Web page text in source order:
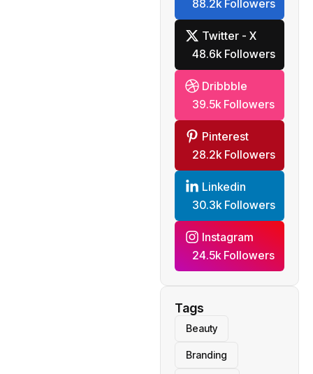
88.2k Followers
Twitter - X
48.6k Followers
Dribbble
39.5k Followers
Pinterest
28.2k Followers
Linkedin
30.3k Followers
Instagram
24.5k Followers
Tags
Beauty
Branding